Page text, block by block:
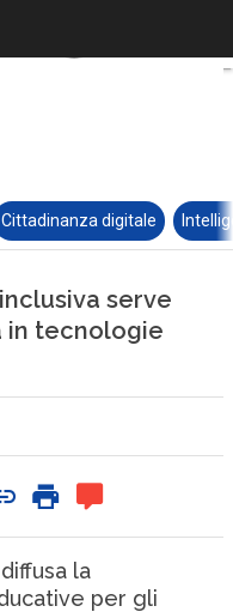
Cittadinanza digitale
serve
in tecnologie
la
per gli